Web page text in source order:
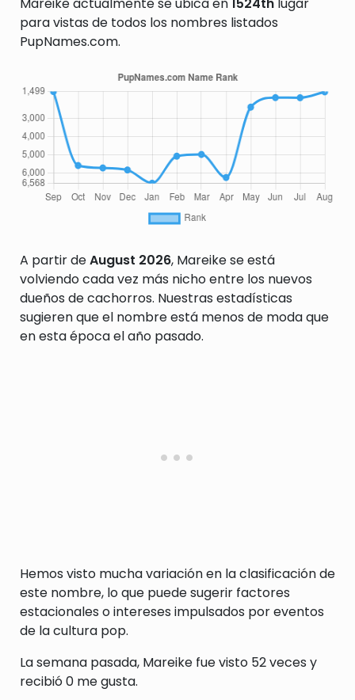
para vistas de todos los nombres listados
PupNames.com.
A partir deAugust 2026, Mareike se está
volviendo cada vez más nicho entre los nuevos
dueños de cachorros. Nuestras estadísticas
sugieren que el nombre está menos de moda que
en esta época el año pasado.
Hemos visto mucha variación en la clasificación de
este nombre, lo que puede sugerir factores
estacionales o intereses impulsados por eventos
de la cultura pop.
La semana pasada, Mareike fue visto 52 veces y
recibió 0 me gusta.